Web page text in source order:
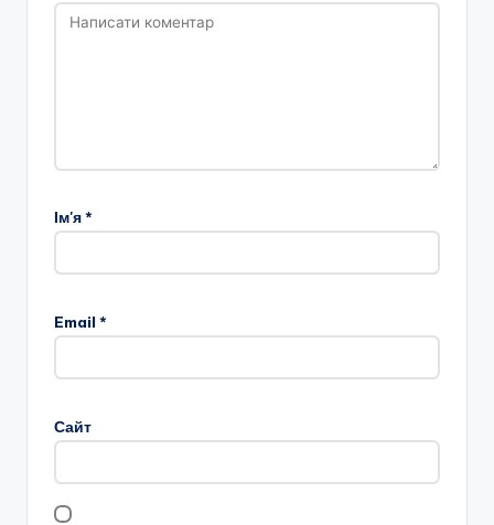
Ім'я*
Email *
Сайт